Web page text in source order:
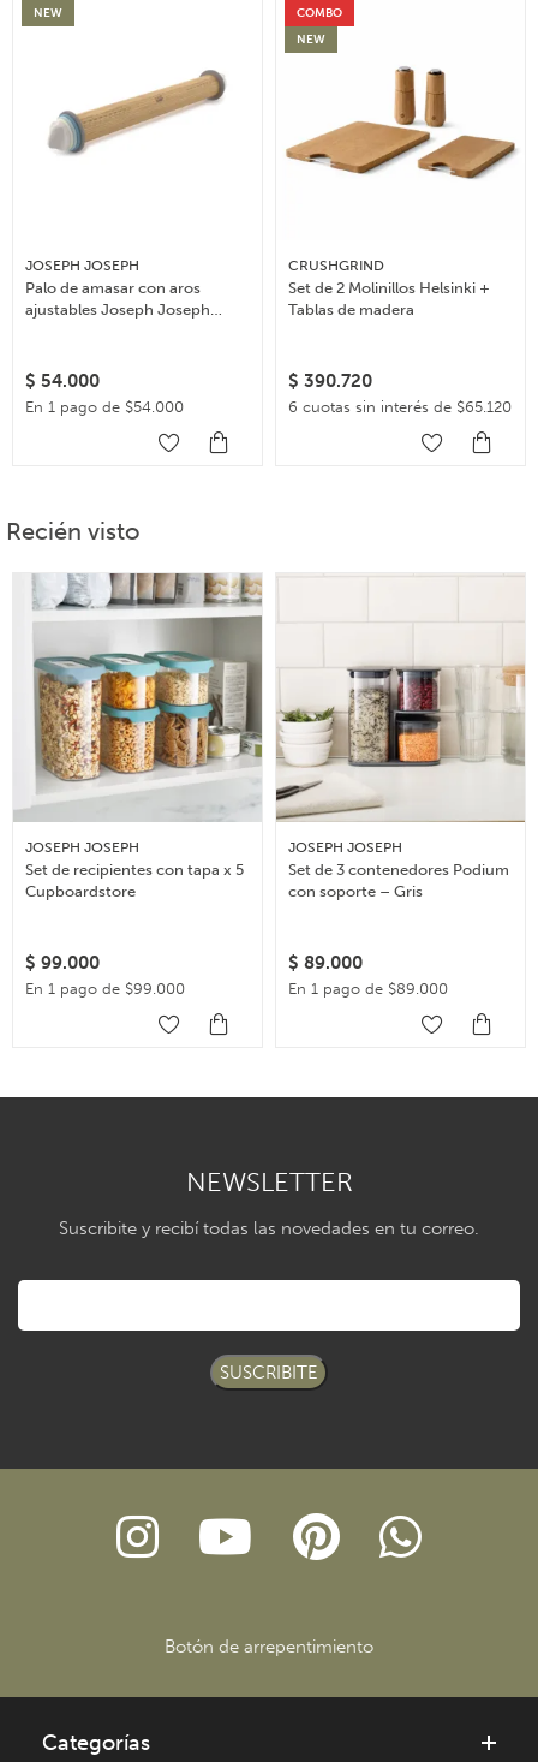
NEW
JOSEPH JOSEPH
Palo de amasar con aros
ajustables Joseph Joseph
$ 54.000
En 1 pago de $54.000
COMBO
NEW
CRUSHGRIND
Set de 2 Molinillos Helsinki +
Tablas de madera
$ 390.720
6 cuotas sin interés de $65.120
Recién visto
JOSEPH JOSEPH
Set de recipientes con tapa x 5
Cupboardstore
$ 99.000
En 1 pago de $99.000
JOSEPH JOSEPH
Set de 3 contenedores Podium
con soporte – Gris
$ 89.000
En 1 pago de $89.000
NEWSLETTER
Suscribite y recibí todas las novedades en tu correo.
SUSCRIBITE
Botón de arrepentimiento
Categorías